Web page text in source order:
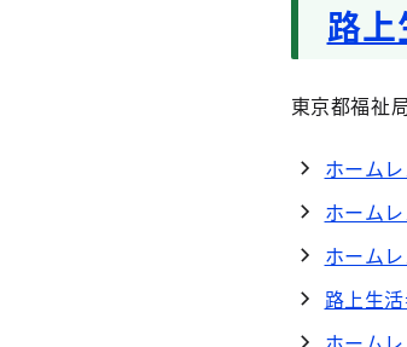
路上
東京都福祉
ホーム
ホーム
ホーム
路上生